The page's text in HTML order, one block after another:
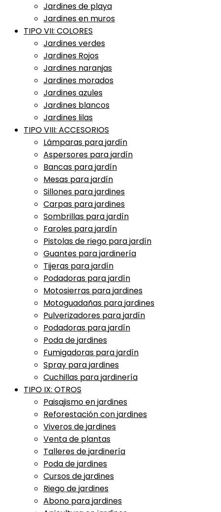
Jardines de playa
Jardines en muros
TIPO VII: COLORES
Jardines verdes
Jardines Rojos
Jardines naranjas
Jardines morados
Jardines azules
Jardines blancos
Jardines lilas
TIPO VIII: ACCESORIOS
Lámparas para jardín
Aspersores para jardín
Bancas para jardín
Mesas para jardín
Sillones para jardines
Carpas para jardines
Sombrillas para jardín
Faroles para jardín
Pistolas de riego para jardín
Guantes para jardinería
Tijeras para jardín
Podadoras para jardín
Motosierras para jardines
Motoguadañas para jardines
Pulverizadores para jardín
Podadoras para jardín
Poda de jardines
Fumigadoras para jardín
Spray para jardines
Cuchillas para jardinería
TIPO IX: OTROS
Paisajismo en jardines
Reforestación con jardines
Viveros de jardines
Venta de plantas
Talleres de jardinería
Poda de jardines
Cursos de jardines
Riego de jardines
Abono para jardines